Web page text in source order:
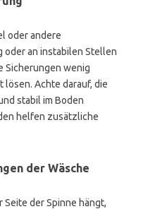
oder andere
an instabilen Stellen
Sicherungen wenig
lösen. Achte darauf, die
stabil im Boden
helfen zusätzliche
der Wäsche
Seite der Spinne hängt,